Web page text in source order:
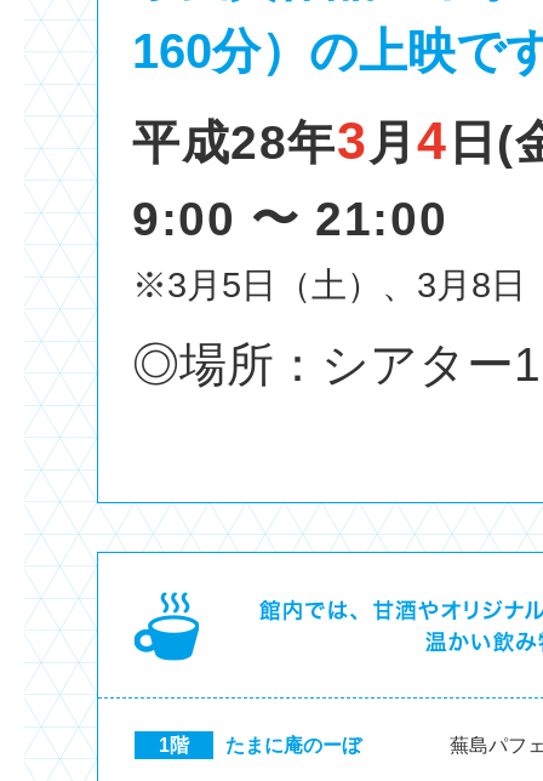
160分）の上映で
平成28年3 月4 日(
9:00 〜 21:00
※3月5日（土）、3月8日
◎場所：シアター1
1階 たまに庵のーぼ 蕪島パフ